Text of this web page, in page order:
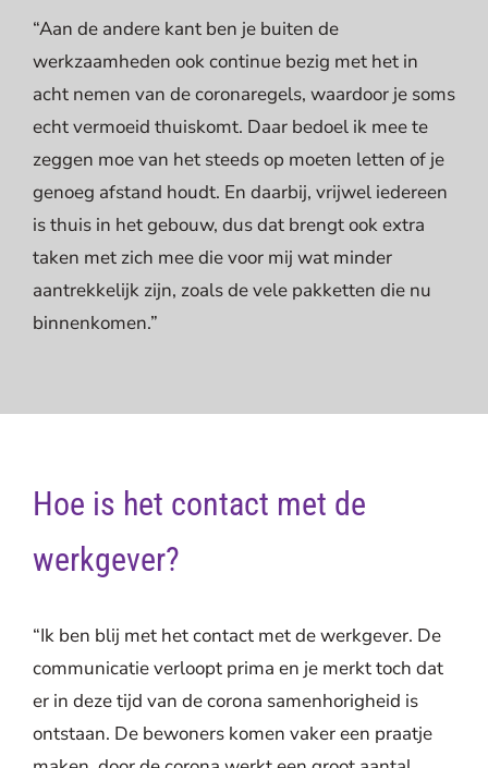
“Aan de andere kant ben je buiten de
werkzaamheden ook continue bezig met het in
acht nemen van de coronaregels, waardoor je soms
echt vermoeid thuiskomt. Daar bedoel ik mee te
zeggen moe van het steeds op moeten letten of je
genoeg afstand houdt. En daarbij, vrijwel iedereen
is thuis in het gebouw, dus dat brengt ook extra
taken met zich mee die voor mij wat minder
aantrekkelijk zijn, zoals de vele pakketten die nu
binnenkomen.”
Hoe is het contact met de
werkgever?
“Ik ben blij met het contact met de werkgever. De
communicatie verloopt prima en je merkt toch dat
er in deze tijd van de corona samenhorigheid is
ontstaan. De bewoners komen vaker een praatje